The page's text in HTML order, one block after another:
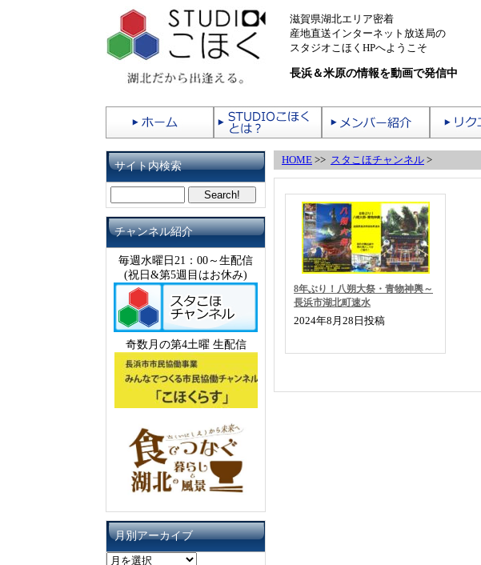
滋賀県湖北エリア密着
産地直送インターネット放送局の
スタジオこほくHPへようこそ
長浜＆米原の情報を動画で発信中
サイト内検索
チャンネル紹介
毎週水曜日21：00～生配信
(祝日&第5週目はお休み)
奇数月の第4土曜 生配信
月別アーカイブ
月
HOME >> スタこほチャンネル >
8年ぶり！八朔大祭・青物神輿～
長浜市湖北町速水
2024年8月28日投稿